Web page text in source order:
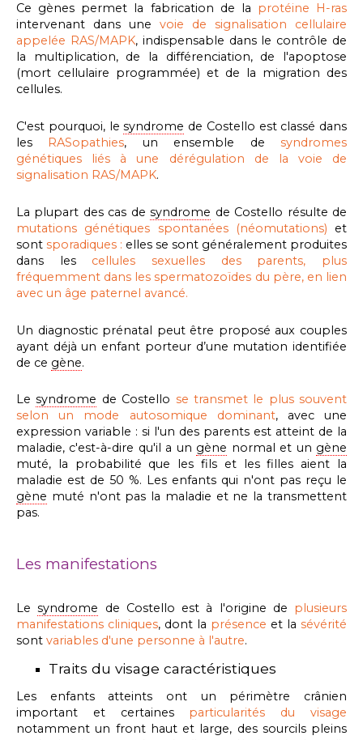
Ce gènes permet la fabrication de la protéine H-ras
intervenant dans une voie de signalisation cellulaire
appelée RAS/MAPK, indispensable dans le contrôle de
la multiplication, de la différenciation, de l'apoptose
(mort cellulaire programmée) et de la migration des
cellules.
C'est pourquoi, lesyndrome de Costello est classé dans
les RASopathies, un ensemble desyndromes
génétiques liés à une dérégulation de la voie de
signalisation RAS/MAPK.
La plupart des cas desyndrome de Costello résulte de
mutations génétiques spontanées (néomutations) et
sont sporadiques : elles se sont généralement produites
dans les cellules sexuelles des parents, plus
fréquemment dans les spermatozoïdes du père, en lien
avec un âge paternel avancé.
Un diagnostic prénatal peut être proposé aux couples
ayant déjà un enfant porteur d’une mutation identifiée
de ce gène.
Lesyndrome de Costello se transmet le plus souvent
selon un mode autosomique dominant, avec une
expression variable : si l'un des parents est atteint de la
maladie, c'est-à-dire qu'il a un gène normal et un gène
muté, la probabilité que les fils et les filles aient la
maladie est de 50 %. Les enfants qui n'ont pas reçu le
gène muté n'ont pas la maladie et ne la transmettent
pas.
Les manifestations
Lesyndrome de Costello est à l'origine de plusieurs
manifestations cliniques, dont la présence et la sévérité
sont variables d'une personne à l'autre.
Traits du visage caractéristiques
Les enfants atteints ont un périmètre crânien
important et certaines particularités du visage
notamment un front haut et large, des sourcils pleins